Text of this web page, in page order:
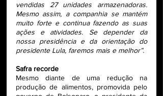
vendidas 27 unidades armazenadoras.
Mesmo assim, a companhia se mantém
muito forte e continua fazendo as suas
ações e atividades. Se depender da
nossa presidência e da orientação do
presidente Lula, faremos mais e melhor”.
Safra recorde
Mesmo diante de uma redução na
produção de alimentos, promovida pelo